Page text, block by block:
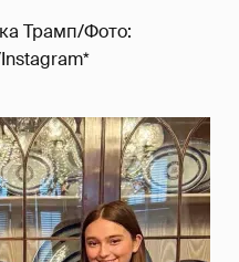
Трамп/Фото: